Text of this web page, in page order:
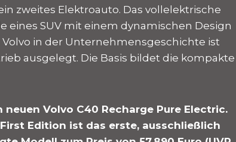
zweites Elektroauto. Das vollelektrische
eines SUV mit einem dynamischen Design
in der Unternehmensgeschichte ist
ausgelegt. Die Basis bildet die kompakte
Volvo C40 Recharge Pure Electric.
Edition ist das erste, ausschließlich